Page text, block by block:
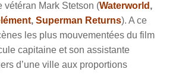
vétéran Mark Stetson (Waterworld ,
, Superman Returns). A ce
les plus mouvementées du film
capitaine et son assistante
d’une ville aux proportions